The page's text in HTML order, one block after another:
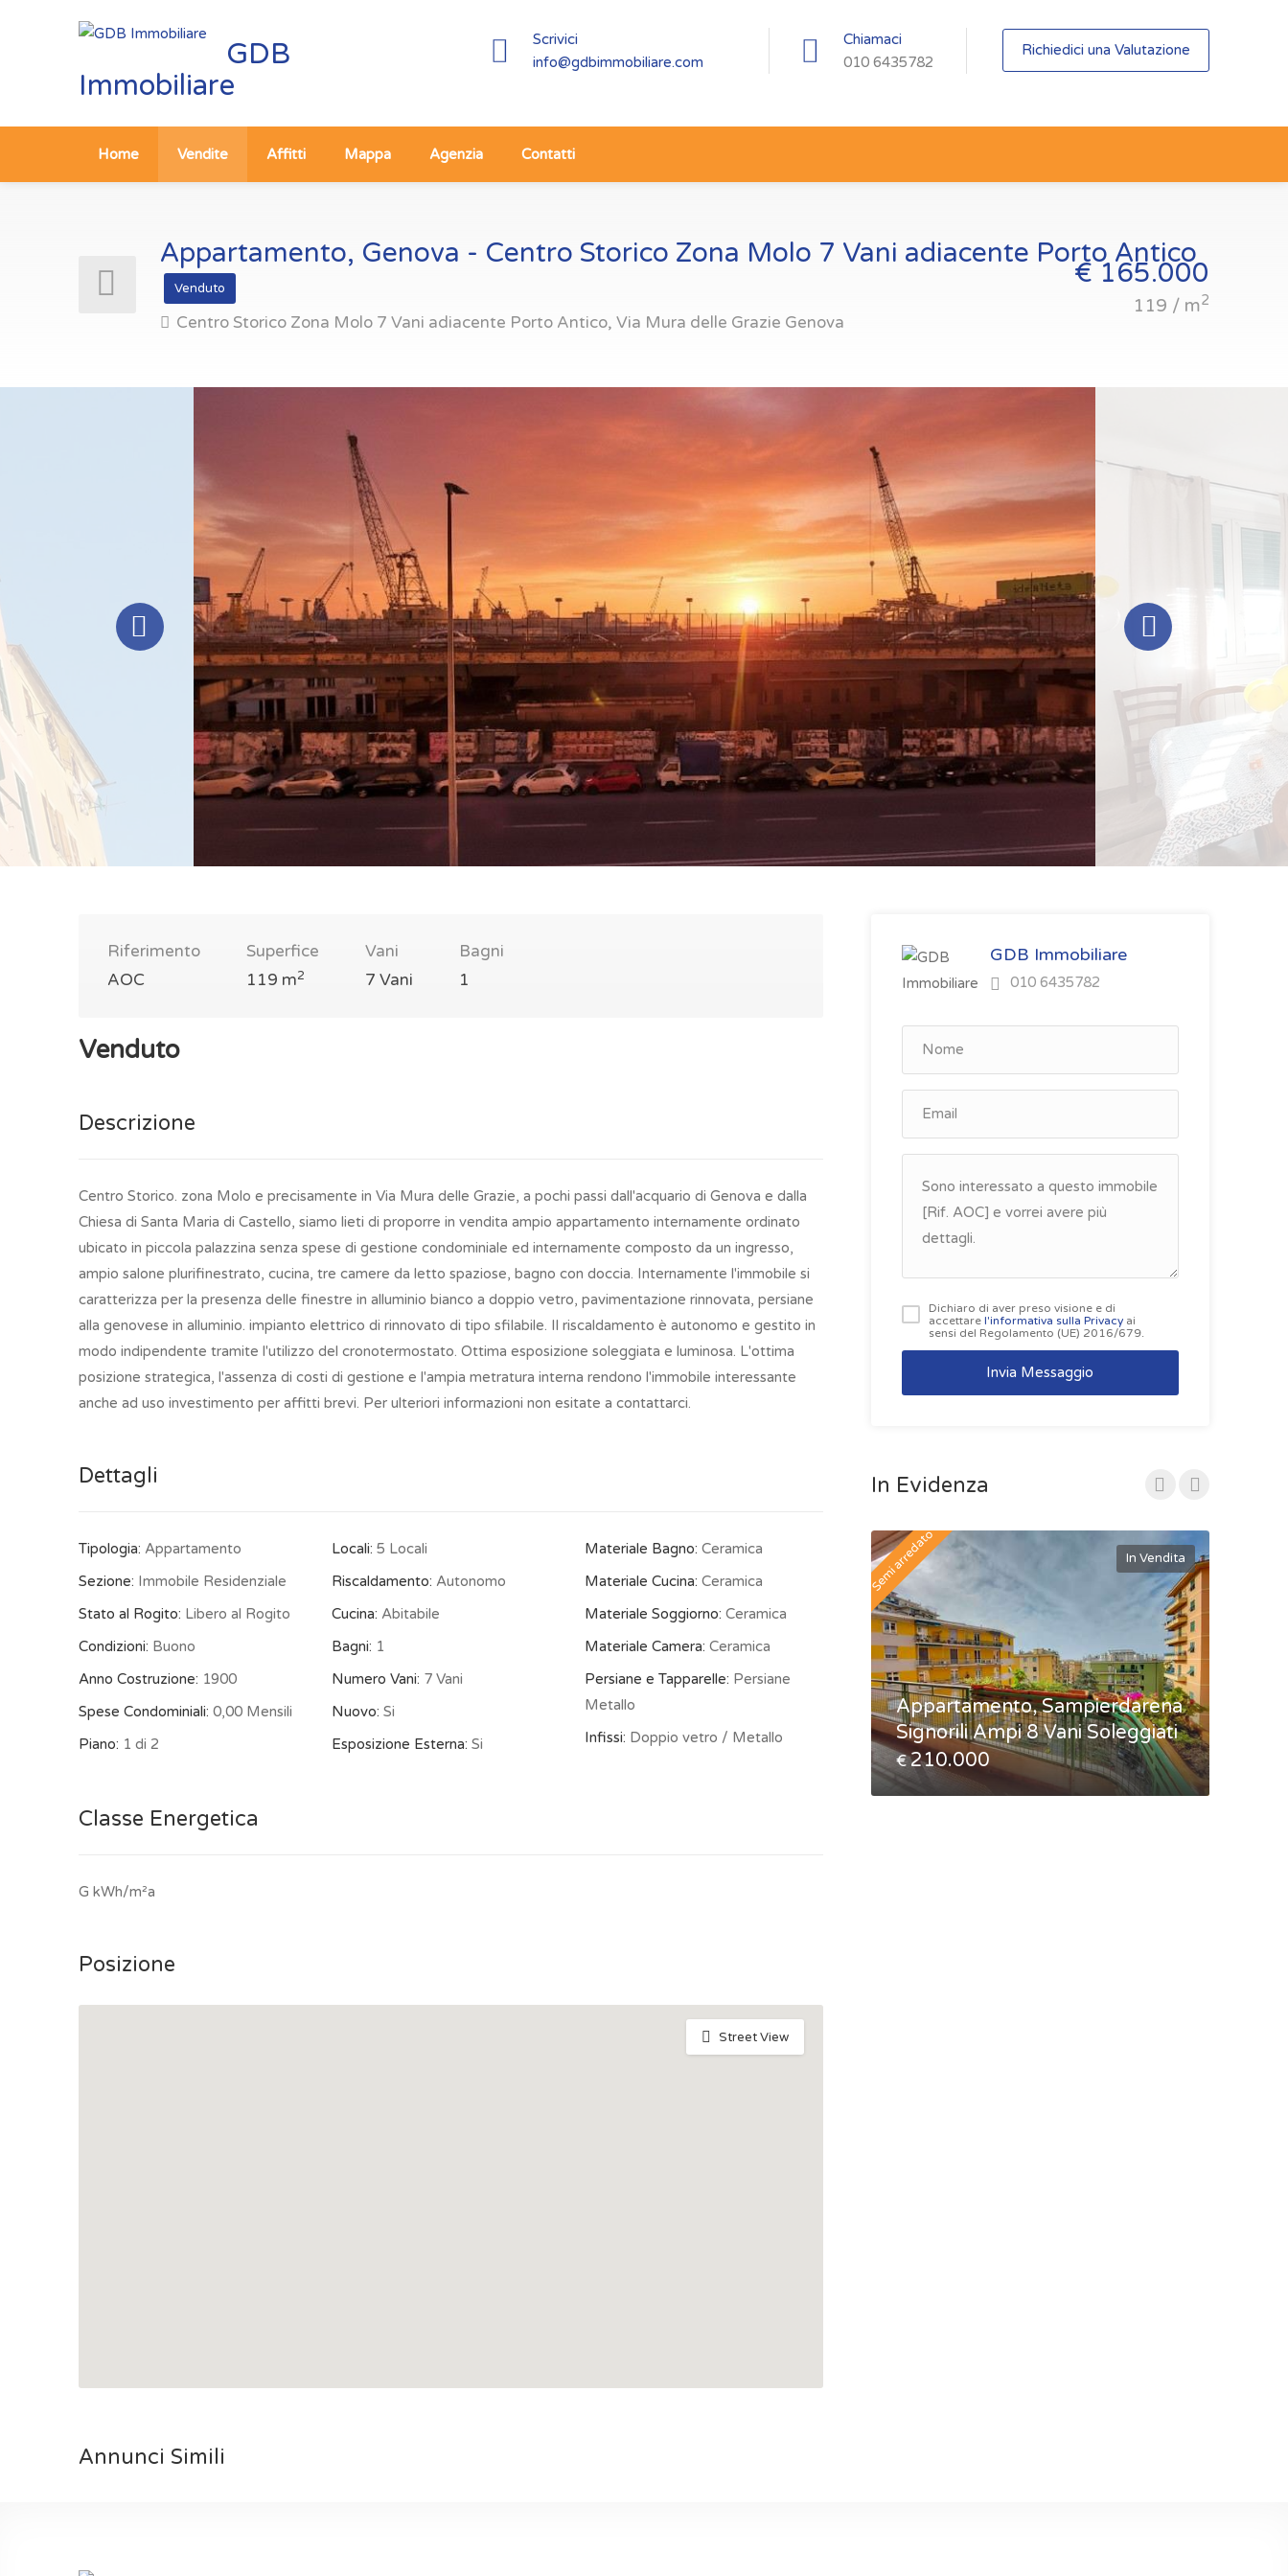
GDB
Immobiliare
Scrivici
info@gdbimmobiliare.com
Chiamaci
010 6435782
Richiedici una Valutazione
Home Vendite Affitti Mappa Agenzia Contatti
Appartamento, Genova - Centro Storico Zona Molo 7 Vani adiacente Porto Antico
Venduto
Centro Storico Zona Molo 7 Vani adiacente Porto Antico, Via Mura delle Grazie Genova
€ 165.000
119 / m2
Riferimento
AOC
Superfice
119 m2
Vani
7 Vani
Bagni
1
Venduto
Descrizione
Centro Storico. zona Molo e precisamente in Via Mura delle Grazie, a pochi passi dall'acquario di Genova e dalla
Chiesa di Santa Maria di Castello, siamo lieti di proporre in vendita ampio appartamento internamente ordinato
ubicato in piccola palazzina senza spese di gestione condominiale ed internamente composto da un ingresso,
ampio salone plurifinestrato, cucina, tre camere da letto spaziose, bagno con doccia. Internamente l'immobile si
caratterizza per la presenza delle finestre in alluminio bianco a doppio vetro, pavimentazione rinnovata, persiane
alla genovese in alluminio. impianto elettrico di rinnovato di tipo sfilabile. Il riscaldamento è autonomo e gestito in
modo indipendente tramite l'utilizzo del cronotermostato. Ottima esposizione soleggiata e luminosa. L'ottima
posizione strategica, l'assenza di costi di gestione e l'ampia metratura interna rendono l'immobile interessante
anche ad uso investimento per affitti brevi. Per ulteriori informazioni non esitate a contattarci.
Dettagli
Tipologia: Appartamento
Sezione: Immobile Residenziale
Stato al Rogito: Libero al Rogito
Condizioni: Buono
Anno Costruzione: 1900
Spese Condominiali: 0,00 Mensili
Piano: 1 di 2
Locali: 5 Locali
Riscaldamento: Autonomo
Cucina: Abitabile
Bagni: 1
Numero Vani: 7 Vani
Nuovo: Si
Esposizione Esterna: Si
Materiale Bagno: Ceramica
Materiale Cucina: Ceramica
Materiale Soggiorno: Ceramica
Materiale Camera: Ceramica
Persiane e Tapparelle: Persiane
Metallo
Infissi: Doppio vetro / Metallo
Classe Energetica
G kWh/m²a
Posizione
Street View
Annunci Simili
GDB Immobiliare
010 6435782
Dichiaro di aver preso visione e di
accettare l'informativa sulla Privacyai
sensi del Regolamento (UE) 2016/679.
Invia Messaggio
In Evidenza
In Vendita
Appartamento, Sampierdarena
Signorili Ampi 8 Vani Soleggiati
€210.000
Semi arredato